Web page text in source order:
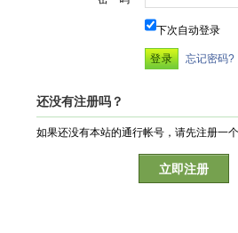
下次自动登录
忘记密码?
还没有注册吗？
如果还没有本站的通行帐号，请先注册一
立即注册